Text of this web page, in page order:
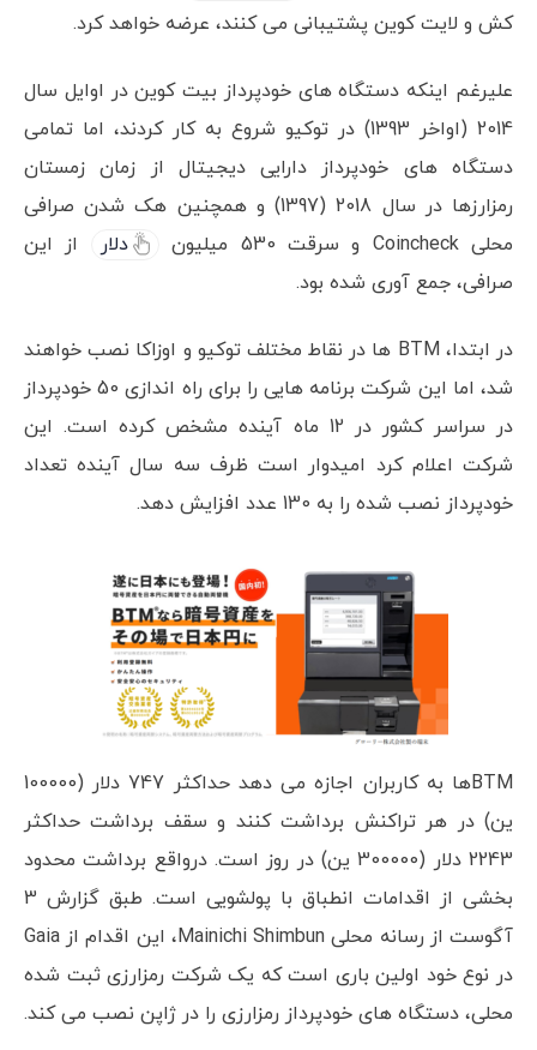
کش و لایت کوین پشتیبانی می کنند، عرضه خواهد کرد.
علیرغم اینکه دستگاه های خودپرداز بیت کوین در اوایل سال
2014 (اواخر 1393) در توکیو شروع به کار کردند، اما تمامی
دستگاه های خودپرداز دارایی دیجیتال از زمان زمستان
رمزارزها در سال 2018 (1397) و همچنین هک شدن صرافی
محلی Coincheck و سرقت 530 میلیون
دلار
از این
صرافی، جمع آوری شده بود.
در ابتدا، BTM ها در نقاط مختلف توکیو و اوزاکا نصب خواهند
شد، اما این شرکت برنامه هایی را برای راه اندازی 50 خودپرداز
در سراسر کشور در 12 ماه آینده مشخص کرده است. این
شرکت اعلام کرد امیدوار است ظرف سه سال آینده تعداد
خودپرداز نصب شده را به 130 عدد افزایش دهد.
BTMها به کاربران اجازه می دهد حداکثر 747 دلار (100000
ین) در هر تراکنش برداشت کنند و سقف برداشت حداکثر
2243 دلار (300000 ین) در روز است. درواقع برداشت محدود
بخشی از اقدامات انطباق با پولشویی است. طبق گزارش 3
آگوست از رسانه محلی Mainichi Shimbun، این اقدام از Gaia
در نوع خود اولین باری است که یک شرکت رمزارزی ثبت شده
محلی، دستگاه های خودپرداز رمزارزی را در ژاپن نصب می کند.